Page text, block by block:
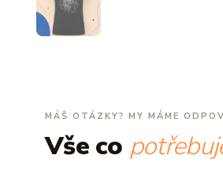
MÁŠ OTÁZKY? MY MÁME
Vše co